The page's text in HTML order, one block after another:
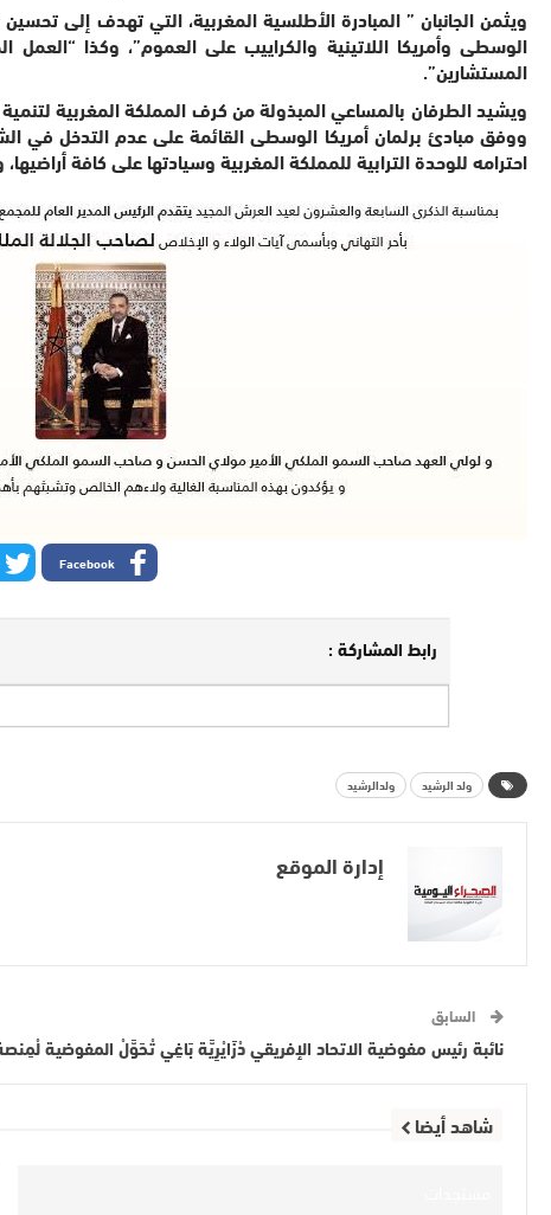
ويثمن الجانبان ” المبادرة الأطلسية المغربية، التي تهدف إلى
الوسطى وأمريكا اللاتينية والكراييب على العموم”، وكذا
المستشارين”.
ويشيد الطرفان بالمساعي المبذولة من كرف المملكة المغربية لتنمية
ووفق مبادئ برلمان أمريكا الوسطى القائمة على عدم التدخل في
احترامه للوحدة الترابية للمملكة المغربية وسيادتها على كافة
Facebook
رابط المشاركة :
ولد الرشيد ولدالرشيد
إدارة الموقع
السابق
نائبة رئيس مفوضية الاتحاد الإفريقي دْزَايْرِيَّة بَاغِي تْحَوَّلْ المفوضية
شاهد أيضا